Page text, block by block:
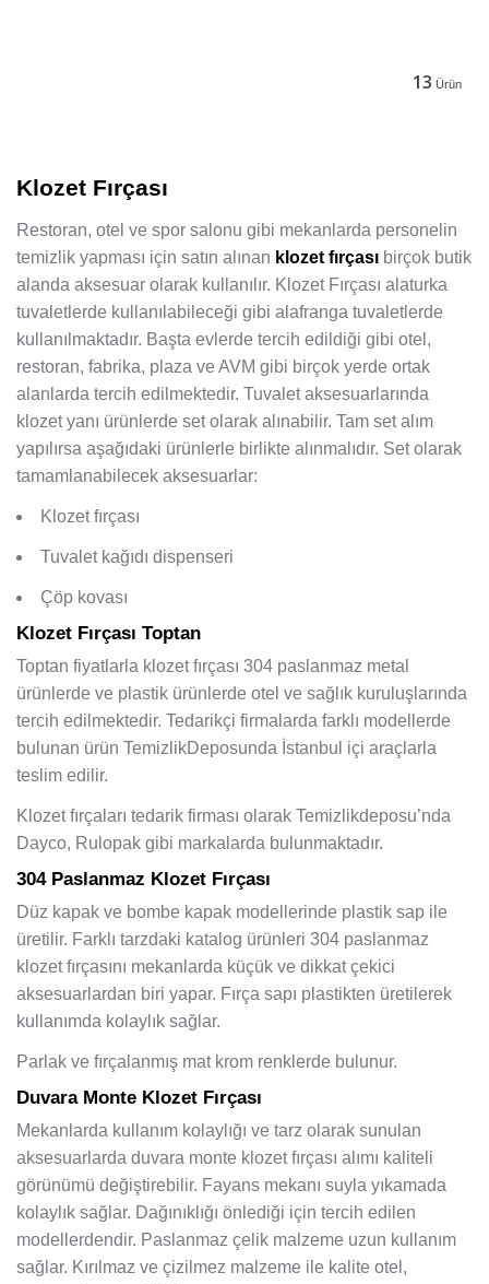
13 Ürün
Klozet Fırçası
Restoran, otel ve spor salonu gibi mekanlarda personelin
temizlik yapması için satın alınan klozet fırçası birçok butik
alanda aksesuar olarak kullanılır. Klozet Fırçası alaturka
tuvaletlerde kullanılabileceği gibi alafranga tuvaletlerde
kullanılmaktadır. Başta evlerde tercih edildiği gibi otel,
restoran, fabrika, plaza ve AVM gibi birçok yerde ortak
alanlarda tercih edilmektedir. Tuvalet aksesuarlarında
klozet yanı ürünlerde set olarak alınabilir. Tam set alım
yapılırsa aşağıdaki ürünlerle birlikte alınmalıdır. Set olarak
tamamlanabilecek aksesuarlar:
Klozet fırçası
Tuvalet kağıdı dispenseri
Çöp kovası
Klozet Fırçası Toptan
Toptan fiyatlarla klozet fırçası 304 paslanmaz metal
ürünlerde ve plastik ürünlerde otel ve sağlık kuruluşlarında
tercih edilmektedir. Tedarikçi firmalarda farklı modellerde
bulunan ürün TemizlikDeposunda İstanbul içi araçlarla
teslim edilir.
Klozet fırçaları tedarik firması olarak Temizlikdeposu’nda
Dayco, Rulopak gibi markalarda bulunmaktadır.
304 Paslanmaz Klozet Fırçası
Düz kapak ve bombe kapak modellerinde plastik sap ile
üretilir. Farklı tarzdaki katalog ürünleri 304 paslanmaz
klozet fırçasını mekanlarda küçük ve dikkat çekici
aksesuarlardan biri yapar. Fırça sapı plastikten üretilerek
kullanımda kolaylık sağlar.
Parlak ve fırçalanmış mat krom renklerde bulunur.
Duvara Monte Klozet Fırçası
Mekanlarda kullanım kolaylığı ve tarz olarak sunulan
aksesuarlarda duvara monte klozet fırçası alımı kaliteli
görünümü değiştirebilir. Fayans mekanı suyla yıkamada
kolaylık sağlar. Dağınıklığı önlediği için tercih edilen
modellerdendir. Paslanmaz çelik malzeme uzun kullanım
sağlar. Kırılmaz ve çizilmez malzeme ile kalite otel,